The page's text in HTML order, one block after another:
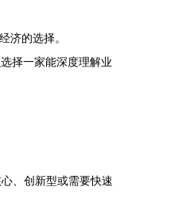
济的选择。
择一家能深度理解业
、创新型或需要快速